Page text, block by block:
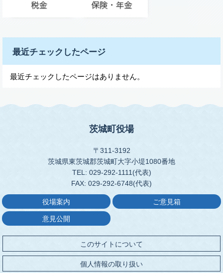
最近チェックしたページ
最近チェックしたページはありません。
茨城町役場
〒311-3192
茨城県東茨城郡茨城町大字小堤1080番地
TEL: 029-292-1111(代表)
FAX: 029-292-6748(代表)
役場案内 ご意見箱
意見公開
このサイトについて
個人情報の取り扱い